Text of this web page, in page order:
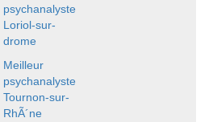
psychanalyste
Loriol-sur-
drome
Meilleur
psychanalyste
Tournon-sur-
RhÃ´ne